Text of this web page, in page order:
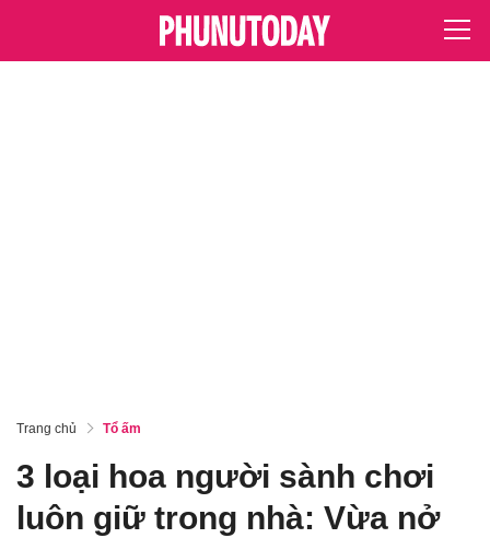
Trang chủ Tổ ấm
3 loại hoa người sành chơi
luôn giữ trong nhà: Vừa nở